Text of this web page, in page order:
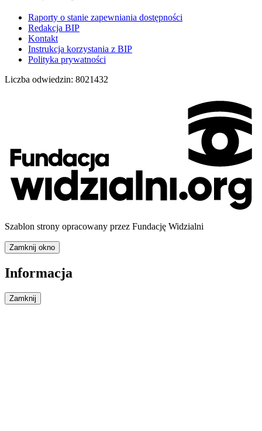
Raporty o stanie zapewniania dostępności
Redakcja BIP
Kontakt
Instrukcja korzystania z BIP
Polityka prywatności
Liczba odwiedzin: 8021432
Szablon strony opracowany przez Fundację Widzialni
Zamknij okno
Informacja
Zamknij